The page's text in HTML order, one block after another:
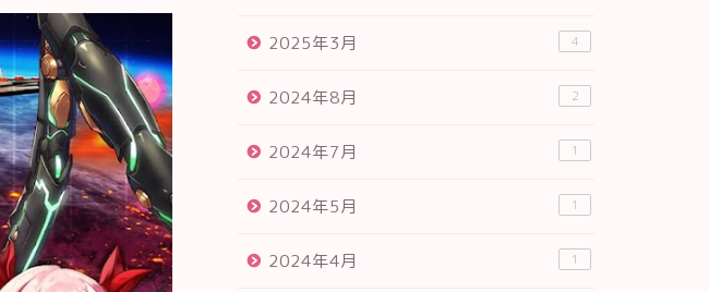
2025年3月 4
2024年8月 2
2024年7月 1
2024年5月 1
2024年4月 1